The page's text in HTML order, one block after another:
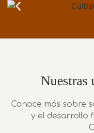
Nuestras
Conoce más sobre
y el desarrollo